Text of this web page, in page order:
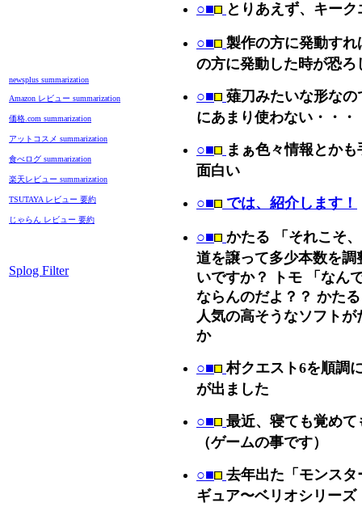
newsplus summarization
Amazon レビュー summarization
価格.com summarization
アットコスメ summarization
食べログ summarization
楽天レビュー summarization
TSUTAYA レビュー 要約
じゃらん レビュー 要約
Splog Filter
○■ とりあえず、キー
○■ 製作の方に発動す
の方に発動した時が恐ろ
○■ 薙刀みたいな形な
にあまり使わない・・・
○■ まぁ色々情報とか
面白い
○■ では、紹介します！
○■ かたる 「それこそ
道を譲って多少本数を
いですか？ トモ 「なん
ならんのだよ？？ かた
人気の高そうなソフト
か
○■ 村クエスト6を順調
が出ました
○■ 最近、寝ても覚め
（ゲームの事です）
○■ 去年出た「モンス
ギュア〜ベリオシリー